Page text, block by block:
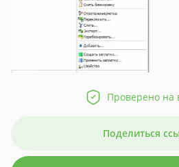
Проверено на
Поделиться